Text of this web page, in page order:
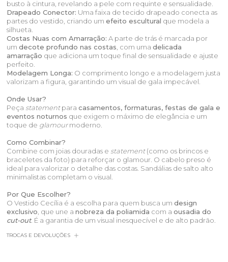
busto à cintura, revelando a pele com requinte e sensualidade.
Drapeado Conector: Uma faixa de tecido drapeado conecta as
partes do vestido, criando umefeito escultural que modela a
silhueta.
Costas Nuas com Amarração: A parte de trás é marcada por
umdecote profundo nas costas, com umadelicada
amarração que adiciona um toque final de sensualidade e ajuste
perfeito.
Modelagem Longa: O comprimento longo e a modelagem justa
valorizam a figura, garantindo um visual de gala impecável.
Onde Usar?
Peça statementparacasamentos, formaturas, festas de gala e
eventos noturnos que exigem o máximo de elegância e um
toque de glamourmoderno.
Como Combinar?
Combine com joias douradas e statement(como os brincos e
braceletes da foto) para reforçar o glamour. O cabelo preso é
ideal para valorizar o detalhe das costas. Sandálias de salto alto
minimalistas completam o visual.
Por Que Escolher?
O Vestido Cecília é a escolha para quem busca umdesign
exclusivo, que une anobreza da poliamida com aousadia do
cut-out. É a garantia de um visual inesquecível e de alto padrão.
TROCAS E DEVOLUÇÕES